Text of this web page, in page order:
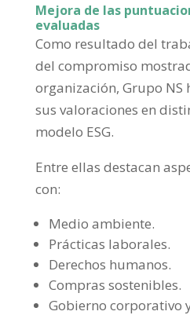
Mejora de las
evaluadas
Como resultado del
del compromiso
organización, Grupo
sus valoraciones en
modelo ESG.
Entre ellas destacan
con:
Medio ambiente.
Prácticas laborales.
Derechos humanos.
Compras sostenibles.
Gobierno corporativo